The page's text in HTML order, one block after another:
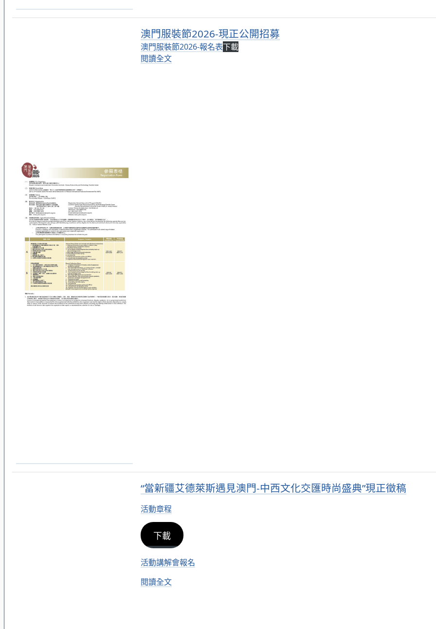
澳門服裝節2026-現正公開招募
澳門服裝節2026-報名表下載
閱讀全文
“當新疆艾德萊斯遇見澳門-中西文化交匯時尚盛典”現正徵稿
活動章程
下載
活動講解會報名
閱讀全文